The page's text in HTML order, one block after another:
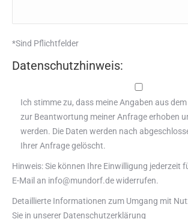
*Sind Pflichtfelder
Datenschutzhinweis:
Ich stimme zu, dass meine Angaben aus
zur Beantwortung meiner Anfrage erhoben
werden. Die Daten werden nach
Ihrer Anfrage gelöscht.
Hinweis: Sie können Ihre Einwilligung jederzeit
E-Mail an info@mundorf.de widerrufen.
Detaillierte Informationen zum Umgang mit
Sie in unserer Datenschutzerklärung